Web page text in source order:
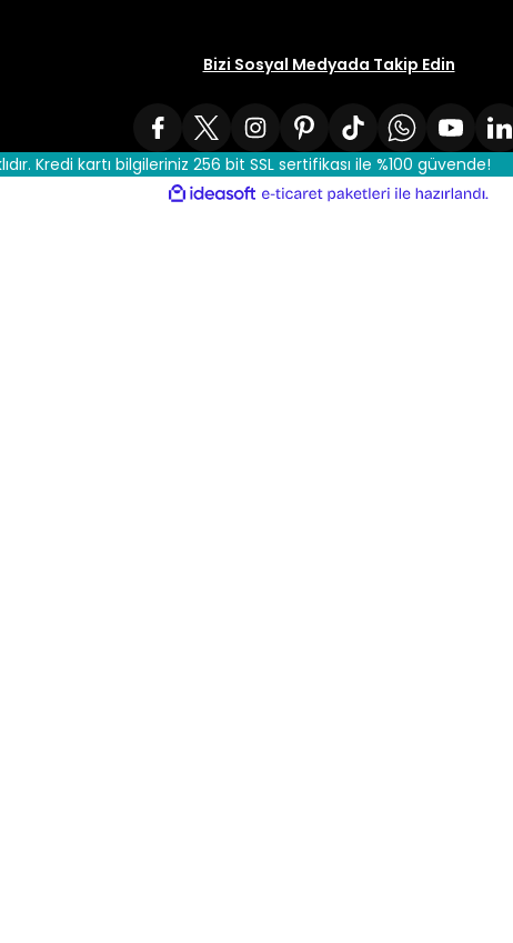
Bizi Sosyal Medyada Takip Edin
Kredi kartı bilgileriniz 256 bit SSL sertifikası ile %100 güvende!
ideasoft
e-